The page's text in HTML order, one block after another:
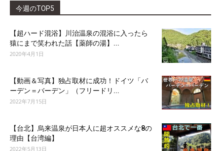
今週のTOP5
【超ハード混浴】川治温泉の混浴に入ったら
猿にまで笑われた話【薬師の湯】...
2020年4月1日
【動画＆写真】独占取材に成功！ドイツ「バ
ーデン＝バーデン」（フリードリ...
2022年7月15日
【台北】烏来温泉が日本人に超オススメな8の
理由【台湾編】
2022年5月13日